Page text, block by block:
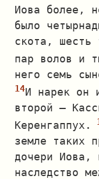
Иова более,
было
скота, шесть
пар волов и
него семь
И нарек он
второй —
Керенгаппух.
земле таких
дочери Иова,
наследство